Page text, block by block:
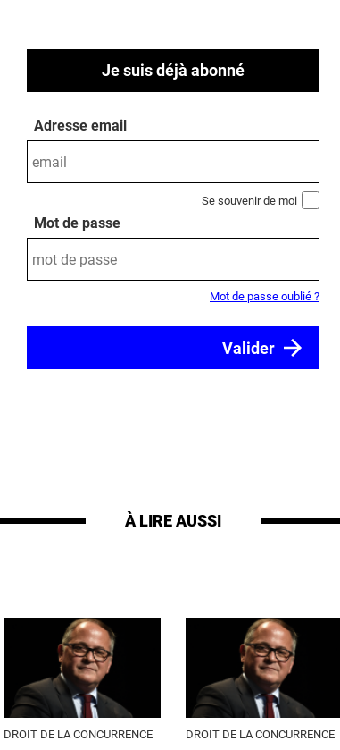
Je suis déjà abonné
Adresse email
Se souvenir de moi
Mot de passe
Mot de passe oublié ?
À LIRE AUSSI
DROIT DE LA CONCURRENCE DROIT DE LA CONCURRENCE